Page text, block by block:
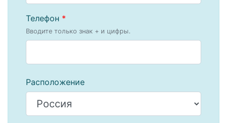
Телефон *
Вводите только знак + и цифры.
Расположение